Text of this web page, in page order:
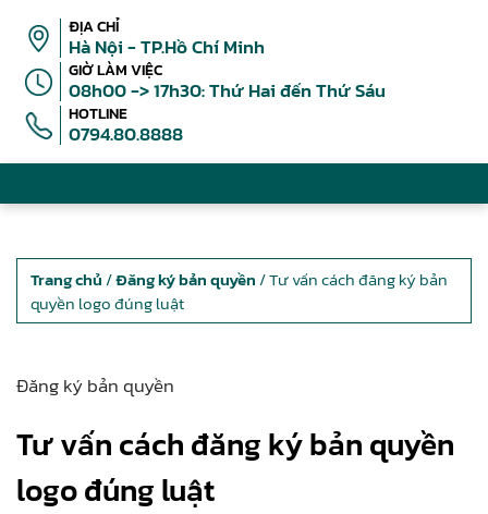
ĐỊA CHỈ
Hà Nội - TP.Hồ Chí Minh
GIỜ LÀM VIỆC
08h00 -> 17h30: Thứ Hai đến Thứ Sáu
HOTLINE
0794.80.8888
Trang chủ /Đăng ký bản quyền / Tư vấn cách đăng ký bản
quyền logo đúng luật
Đăng ký bản quyền
Tư vấn cách đăng ký bản quyền
logo đúng luật